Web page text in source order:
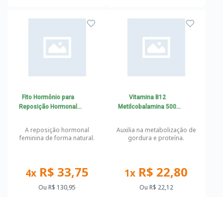
Fito Hormônio para
Reposição Hormonal
A reposição hormonal
feminina de forma natural.
4x R$ 33,75
Ou R$ 130,95
Vitamina B12
Metilcobalamina 500
Auxilia na metabolização de
gordura e proteína.
1x R$ 22,80
Ou R$ 22,12